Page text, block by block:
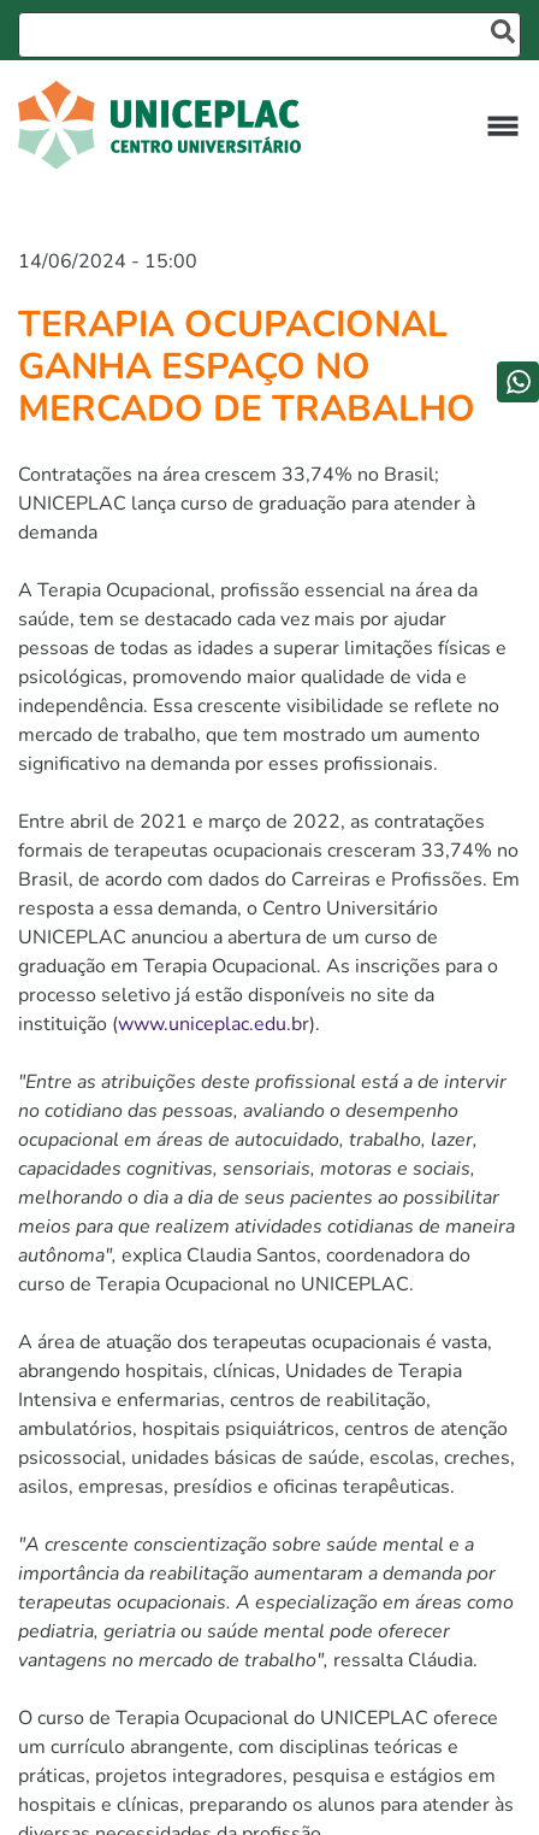
14/06/2024 - 15:00
TERAPIA OCUPACIONAL
GANHA ESPAÇO NO
MERCADO DE TRABALHO
Contratações na área crescem 33,74% no Brasil;
UNICEPLAC lança curso de graduação para atender à
demanda
A Terapia Ocupacional, profissão essencial na área da
saúde, tem se destacado cada vez mais por ajudar
pessoas de todas as idades a superar limitações físicas e
psicológicas, promovendo maior qualidade de vida e
independência. Essa crescente visibilidade se reflete no
mercado de trabalho, que tem mostrado um aumento
significativo na demanda por esses profissionais.
Entre abril de 2021 e março de 2022, as contratações
formais de terapeutas ocupacionais cresceram 33,74% no
Brasil, de acordo com dados do Carreiras e Profissões. Em
resposta a essa demanda, o Centro Universitário
UNICEPLAC anunciou a abertura de um curso de
graduação em Terapia Ocupacional. As inscrições para o
processo seletivo já estão disponíveis no site da
instituição (www.uniceplac.edu.br).
"Entre as atribuições deste profissional está a de intervir
no cotidiano das pessoas, avaliando o desempenho
ocupacional em áreas de autocuidado, trabalho, lazer,
capacidades cognitivas, sensoriais, motoras e sociais,
melhorando o dia a dia de seus pacientes ao possibilitar
meios para que realizem atividades cotidianas de maneira
autônoma", explica Claudia Santos, coordenadora do
curso de Terapia Ocupacional no UNICEPLAC.
A área de atuação dos terapeutas ocupacionais é vasta,
abrangendo hospitais, clínicas, Unidades de Terapia
Intensiva e enfermarias, centros de reabilitação,
ambulatórios, hospitais psiquiátricos, centros de atenção
psicossocial, unidades básicas de saúde, escolas, creches,
asilos, empresas, presídios e oficinas terapêuticas.
"A crescente conscientização sobre saúde mental e a
importância da reabilitação aumentaram a demanda por
terapeutas ocupacionais. A especialização em áreas como
pediatria, geriatria ou saúde mental pode oferecer
vantagens no mercado de trabalho", ressalta Cláudia.
O curso de Terapia Ocupacional do UNICEPLAC oferece
um currículo abrangente, com disciplinas teóricas e
práticas, projetos integradores, pesquisa e estágios em
hospitais e clínicas, preparando os alunos para atender às